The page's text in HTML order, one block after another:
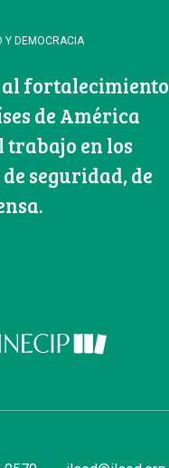
Y DEMOCRACIA
fortalecimiento
de América
trabajo en los
seguridad, de